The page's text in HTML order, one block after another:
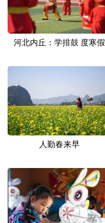
广东 广西
四川 贵州
多语种频道
English Español
Deutsch Português
河北内丘：学排鼓 度寒假
人勤春来早